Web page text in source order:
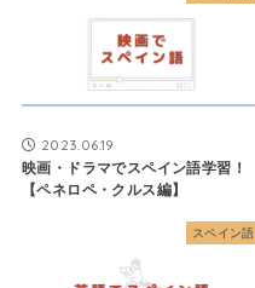
2023.06.19
映画・ドラマでスペイン語学習！
【ペネロペ・クルス編】
スペイン語